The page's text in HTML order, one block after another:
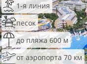
1-я линия
песок
до пляжа 600 м
от аэропорта 70 км
Сетевые отели
Сетевые отели